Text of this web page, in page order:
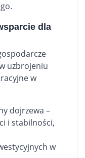
dla
uzbrojeniu
w
dojrzewa –
i stabilności,
w